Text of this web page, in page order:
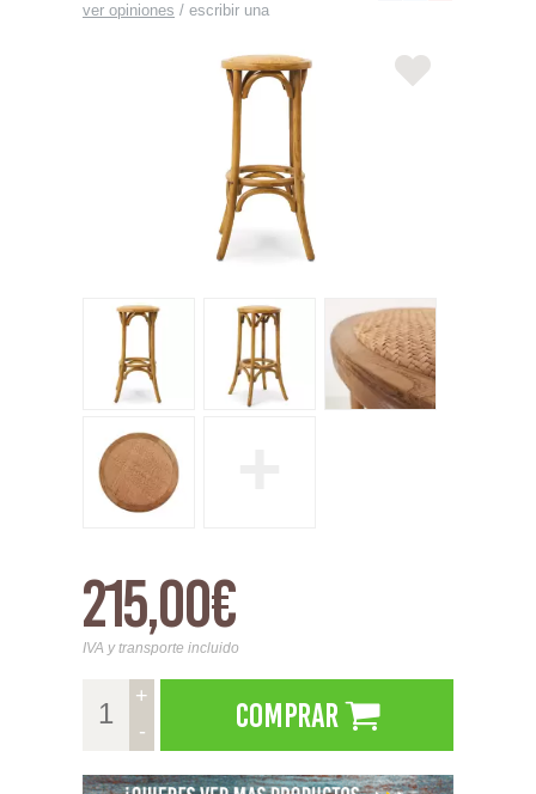
ver opiniones / escribir una
215,00€
IVA y transporte incluido
+
-
Comprar